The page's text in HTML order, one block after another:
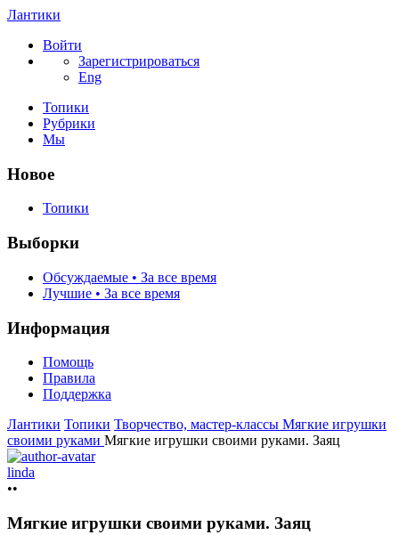
Лантики
Войти
Зарегистрироваться
Eng
Топики
Рубрики
Мы
Новое
Топики
Выборки
Обсуждаемые • За все время
Лучшие • За все время
Информация
Помощь
Правила
Поддержка
Лантики Топики Творчество, мастер-классы Мягкие игрушки
своими руками Мягкие игрушки своими руками. Заяц
linda
••
Мягкие игрушки своими руками. Заяц